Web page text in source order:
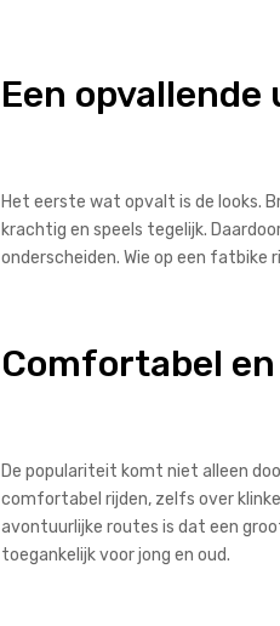
Een
Het eerste wat opvalt is de looks.
krachtig en speels tegelijk.
onderscheiden. Wie op een
Comfortabel
De populariteit komt niet alleen
comfortabel rijden, zelfs over
avontuurlijke routes is dat een
toegankelijk voor jong en oud.